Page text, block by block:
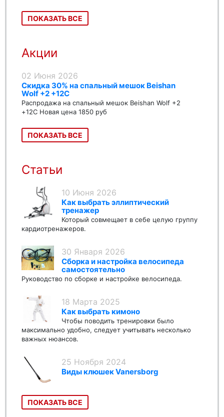
ПОКАЗАТЬ ВСЕ
Акции
02 Июня 2026
Скидка 30% на спальный мешок Beishan
Wolf +2 +12C
Распродажа на спальный мешок Beishan Wolf +2
+12C Новая цена 1850 руб
ПОКАЗАТЬ ВСЕ
Статьи
10 Июня 2026
Как выбрать эллиптический
тренажер
Который совмещает в себе целую группу
кардиотренажеров.
30 Января 2026
Сборка и настройка велосипеда
самостоятельно
Руководство по сборке и настройке велосипеда.
18 Марта 2025
Как выбрать кимоно
Чтобы поводить тренировки было
максимально удобно, следует учитывать несколько
важных нюансов.
25 Ноября 2024
Виды клюшек Vanersborg
ПОКАЗАТЬ ВСЕ